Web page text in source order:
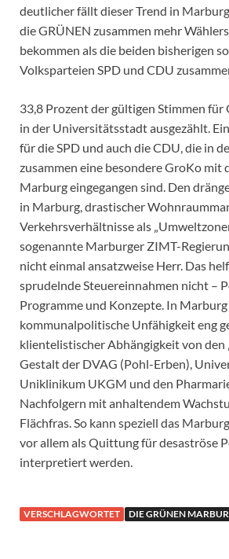
deutlicher fällt dieser Trend in
die GRÜNEN zusammen mehr
bekommen als die beiden bisherigen
Volksparteien SPD und CDU
33,8 Prozent der gültigen Stimmen für
in der Universitätsstadt ausgezählt.
für die SPD und auch die CDU, die in
zusammen eine besondere GroKo mit
Marburg eingegangen sind. Den
in Marburg, drastischer
Verkehrsverhältnisse als
sogenannte Marburger ZIMT-
nicht einmal ansatzweise Herr. Das
sprudelnde Steuereinnahmen nicht –
Programme und Konzepte. In
kommunalpolitische Unfähigkeit eng
klientelistischer Abhängigkeit von den
Gestalt der DVAG (Pohl-Erben),
Uniklinikum UKGM und den
Nachfolgern mit anhaltendem
Flächfras. So kann speziell das
vor allem als Quittung für desaströse
interpretiert werden.
VERSCHLAGWORTET DIE GRÜNEN